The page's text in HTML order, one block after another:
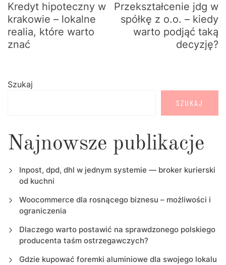
Kredyt hipoteczny w
krakowie – lokalne
realia, które warto
znać
Przekształcenie jdg w
spółkę z o.o. – kiedy
warto podjąć taką
decyzję?
Szukaj
SZUKAJ
Najnowsze publikacje
Inpost, dpd, dhl w jednym systemie — broker kurierski
od kuchni
Woocommerce dla rosnącego biznesu – możliwości i
ograniczenia
Dlaczego warto postawić na sprawdzonego polskiego
producenta taśm ostrzegawczych?
Gdzie kupować foremki aluminiowe dla swojego lokalu